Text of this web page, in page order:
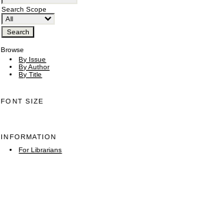
Search Scope
Browse
By Issue
By Author
By Title
FONT SIZE
INFORMATION
For Librarians